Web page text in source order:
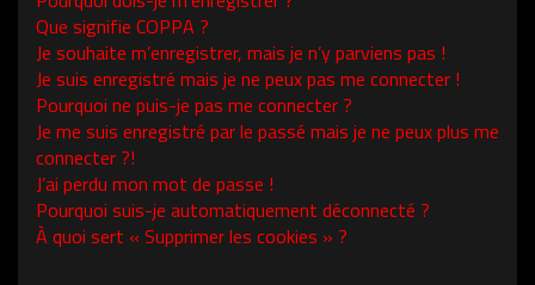
Que signifie COPPA ?
Je souhaite m’enregistrer, mais je n’y parviens pas !
Je suis enregistré mais je ne peux pas me connecter !
Pourquoi ne puis-je pas me connecter ?
Je me suis enregistré par le passé mais je ne peux plus me
connecter ?!
J’ai perdu mon mot de passe !
Pourquoi suis-je automatiquement déconnecté ?
À quoi sert « Supprimer les cookies » ?